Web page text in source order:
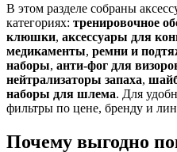
В этом разделе собраны
категориях: тренировочное
клюшки, аксессуары для
медикаменты, ремни и
наборы, анти-фог для
нейтрализаторы запаха,
наборы для шлема. Для
фильтры по цене, бренду и
Почему выгодно